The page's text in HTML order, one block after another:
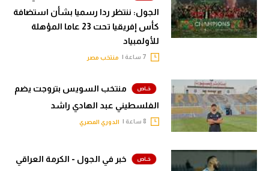
الجول: ننتظر ردا رسميا بشأن استضافة
كأس إفريقيا تحت 23 عاما المؤهلة
للأولمبياد
منتخب مصر
منتخب السويس بتروجت يضم
الفلسطيني عبد الهادي راشد
الدوري المصري
خبر في الجول - الكرمة العراقي